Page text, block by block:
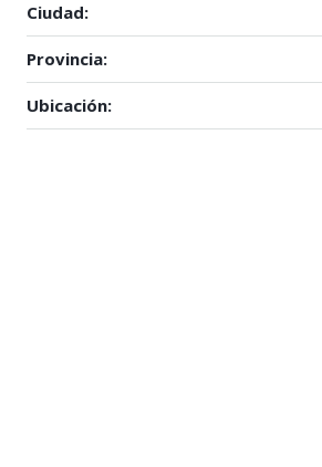
Ciudad:
Provincia:
Ubicación: